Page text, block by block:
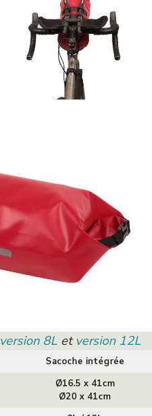
version 8L et version 12L
Sacoche intégrée
Ø16.5 x 41cm
Ø20 x 41cm